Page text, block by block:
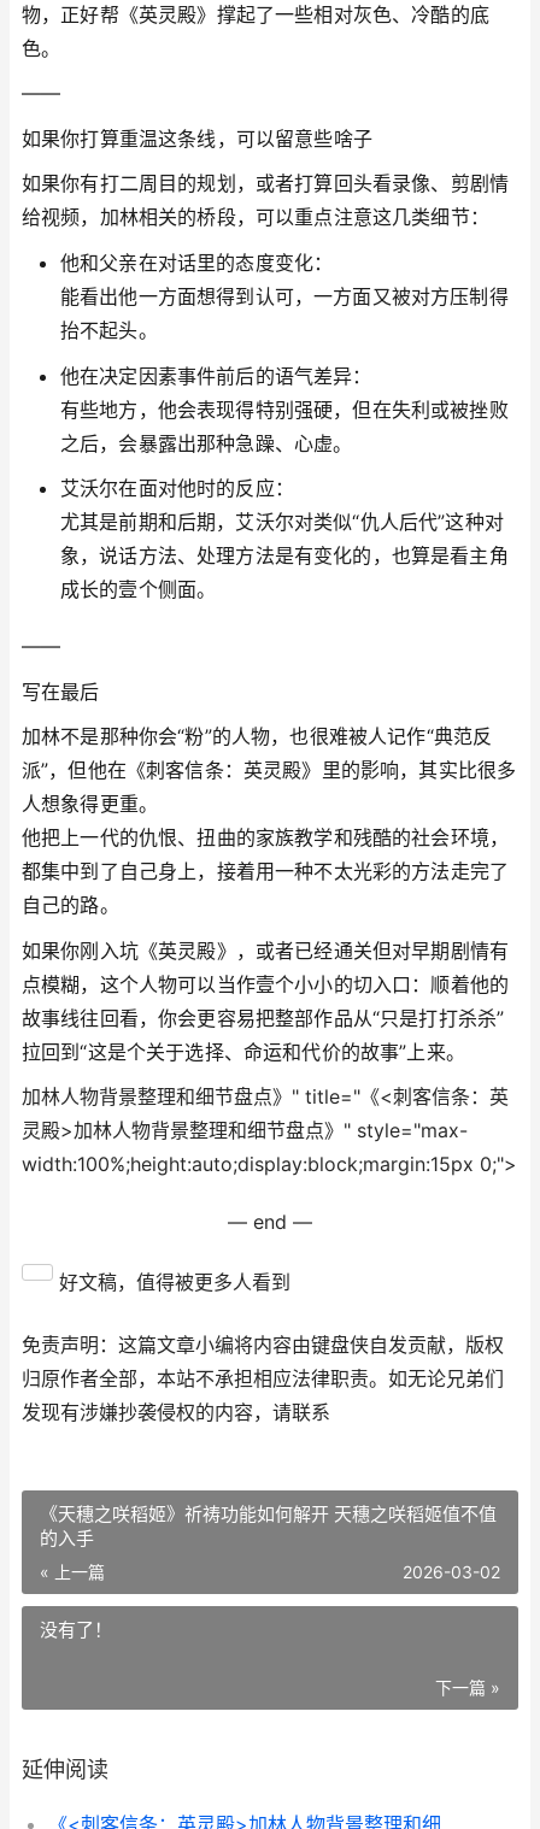
物，正好帮《英灵殿》撑起了一些相对灰色、冷酷的底
色。
——
如果你打算重温这条线，可以留意些啥子
如果你有打二周目的规划，或者打算回头看录像、剪剧情
给视频，加林相关的桥段，可以重点注意这几类细节：
他和父亲在对话里的态度变化：
能看出他一方面想得到认可，一方面又被对方压制得
抬不起头。
他在决定因素事件前后的语气差异：
有些地方，他会表现得特别强硬，但在失利或被挫败
之后，会暴露出那种急躁、心虚。
艾沃尔在面对他时的反应：
尤其是前期和后期，艾沃尔对类似“仇人后代”这种对
象，说话方法、处理方法是有变化的，也算是看主角
成长的壹个侧面。
——
写在最后
加林不是那种你会“粉”的人物，也很难被人记作“典范反
派”，但他在《刺客信条：英灵殿》里的影响，其实比很多
人想象得更重。
他把上一代的仇恨、扭曲的家族教学和残酷的社会环境，
都集中到了自己身上，接着用一种不太光彩的方法走完了
自己的路。
如果你刚入坑《英灵殿》，或者已经通关但对早期剧情有
点模糊，这个人物可以当作壹个小小的切入口：顺着他的
故事线往回看，你会更容易把整部作品从“只是打打杀杀”
拉回到“这是个关于选择、命运和代价的故事”上来。
加林人物背景整理和细节盘点》" title="《<刺客信条：英
灵殿>加林人物背景整理和细节盘点》" style="max-
width:100%;height:auto;display:block;margin:15px 0;">
— end —
好文稿，值得被更多人看到
免责声明：这篇文章小编将内容由键盘侠自发贡献，版权
归原作者全部，本站不承担相应法律职责。如无论兄弟们
发现有涉嫌抄袭侵权的内容，请联系
《天穗之咲稻姬》祈祷功能如何解开 天穗之咲稻姬值不值
的入手
« 上一篇 2026-03-02
没有了！
下一篇 »
延伸阅读